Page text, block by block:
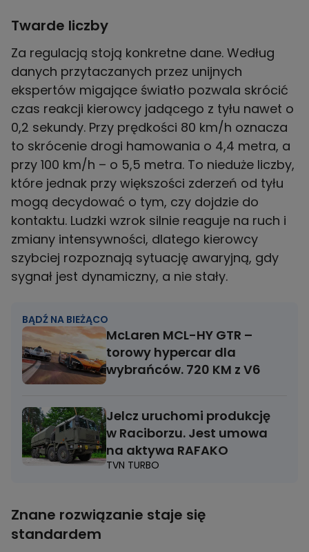
Twarde liczby
Za regulacją stoją konkretne dane. Według
danych przytaczanych przez unijnych
ekspertów migające światło pozwala skrócić
czas reakcji kierowcy jadącego z tyłu nawet o
0,2 sekundy. Przy prędkości 80 km/h oznacza
to skrócenie drogi hamowania o 4,4 metra, a
przy 100 km/h – o 5,5 metra. To nieduże liczby,
które jednak przy większości zderzeń od tyłu
mogą decydować o tym, czy dojdzie do
kontaktu. Ludzki wzrok silnie reaguje na ruch i
zmiany intensywności, dlatego kierowcy
szybciej rozpoznają sytuację awaryjną, gdy
sygnał jest dynamiczny, a nie stały.
BĄDŹ NA BIEŻĄCO
McLaren MCL-HY GTR –
torowy hypercar dla
wybrańców. 720 KM z V6
Jelcz uruchomi produkcję
w Raciborzu. Jest umowa
na aktywa RAFAKO
TVN TURBO
Znane rozwiązanie staje się
standardem